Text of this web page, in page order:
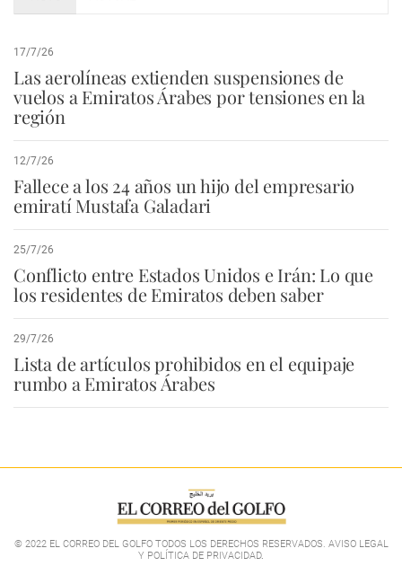
17/7/26
Las aerolíneas extienden suspensiones de
vuelos a Emiratos Árabes por tensiones en la
región
12/7/26
Fallece a los 24 años un hijo del empresario
emiratí Mustafa Galadari
25/7/26
Conflicto entre Estados Unidos e Irán: Lo que
los residentes de Emiratos deben saber
29/7/26
Lista de artículos prohibidos en el equipaje
rumbo a Emiratos Árabes
© 2022 EL CORREO DEL GOLFO TODOS LOS DERECHOS RESERVADOS. AVISO LEGAL
Y POLÍTICA DE PRIVACIDAD.